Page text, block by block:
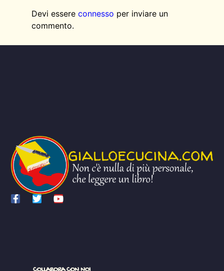
Devi essere connesso per inviare un
commento.